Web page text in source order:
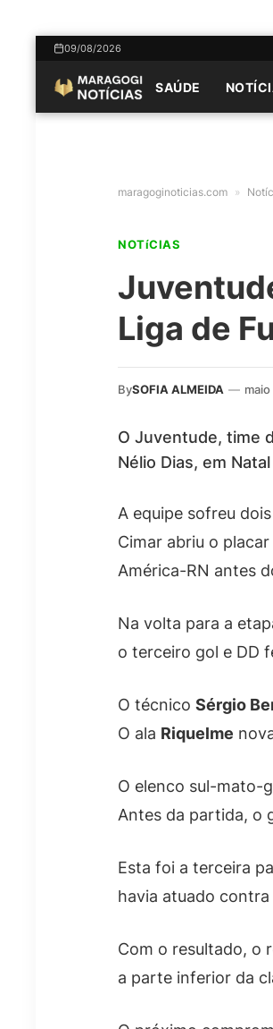
09/08/2026
SAÚDE
maragoginoticias.com »
NOTíCIAS
Liga de
BySOFIA ALMEIDA —
O Juventude, time
Nélio Dias, em
A equipe sofreu
Cimar abriu o
América-RN antes
Na volta para a
o terceiro gol e DD
O técnico Sérgio
O ala Riquelme
O elenco sul-mato-
Antes da partida, o
Esta foi a terceira
havia atuado contra
Com o resultado, o
a parte inferior da